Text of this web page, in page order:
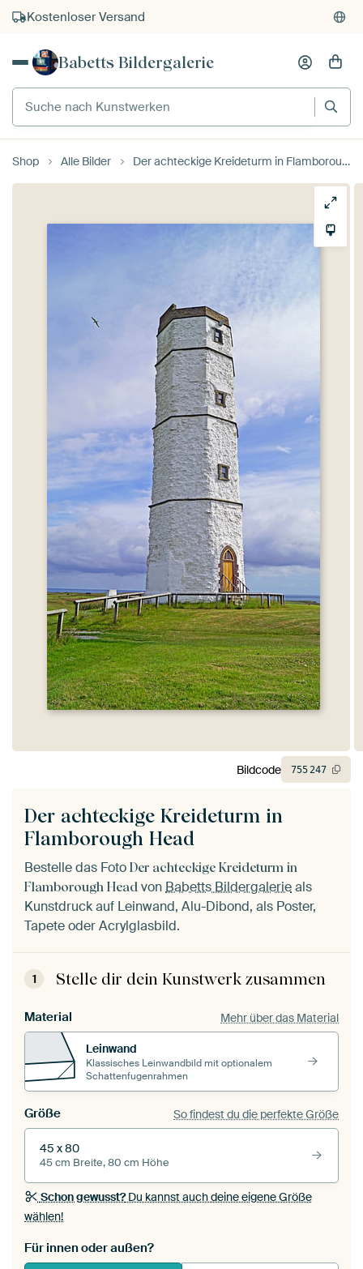
Kostenloser Versand
Kauf auf Rechnung
Babetts Bildergalerie
Suche nach Kunstwerken
Shop Alle Bilder Der achteckige Kreideturm in Flamborough Head
Der achteckige Kreideturm in
Flamborough Head
Bestelle das Foto Der achteckige Kreideturm in
Flamborough Head vonBabetts Bildergalerieals
Kunstdruck auf Leinwand, Alu-Dibond, als Poster,
Tapete oder Acrylglasbild.
1 Stelle dir dein Kunstwerk zusammen
Material Mehr über das Material
Leinwand
Klassisches Leinwandbild mit optionalem
Schattenfugenrahmen
Größe So findest du die perfekte Größe
45 x 80
45 cm Breite, 80 cm Höhe
Schon gewusst?Du kannst auch deine eigene Größe
wählen!
Für innen oder außen?
Bildcode 755247